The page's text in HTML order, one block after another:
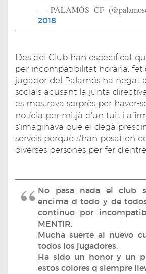
— PALAMÓS CF
2018
Des del Club han especificat
per incompatibilitat horària, fet
jugador del Palamós ha negat
socials acusant la junta
es mostrava sorprès per haver-
notícia per mitjà d'un tuit i
s'imaginava que el degà
serveis perquè s'han posat en
diverses persones per fer
No pasa nada el club
encima d todo y de
continuo por
MENTIR.
Mucha suerte al nuevo
todos los jugadores.
Ha sido un honor y un
estos colores q siempre